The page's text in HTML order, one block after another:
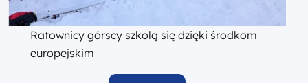
Ratownicy górscy szkolą się dzięki środkom
europejskim